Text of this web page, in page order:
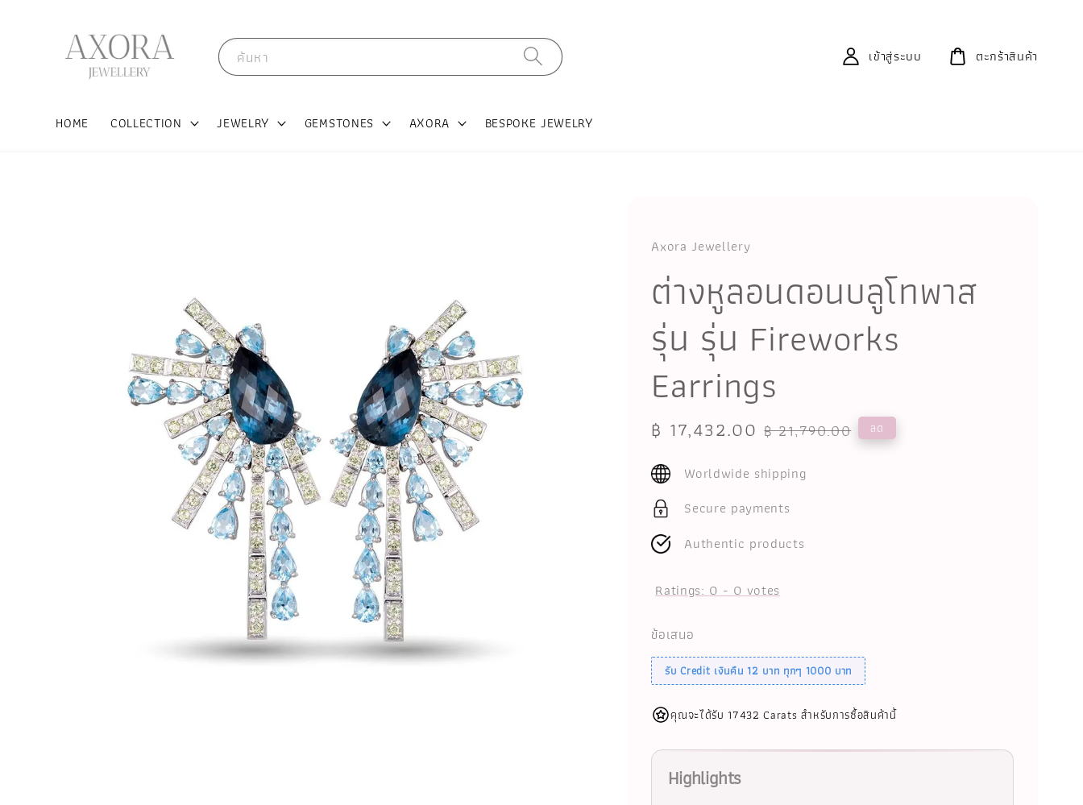
ค้นหา
HOME COLLECTION JEWELRY GEMSTONES AXORA BESPOKE JEWELRY
เข้าสู่ระบบ ตะกร้าสินค้า
Axora Jewellery
ต่างหูลอนดอนบลูโทพาส
รุ่น รุ่น Fireworks
Earrings
Sale
price
฿ 17,432.00 Regular
฿ 21,790.00 ลด
Worldwide shipping
Secure payments
Authentic products
Ratings:0-0votes
ข้อเสนอ
รับ Credit เงินคืน 12 บาท ทุกๆ 1000 บาท
คุณจะได้รับ 17432 Carats สำหรับการซื้อสินค้านี้
Highlights